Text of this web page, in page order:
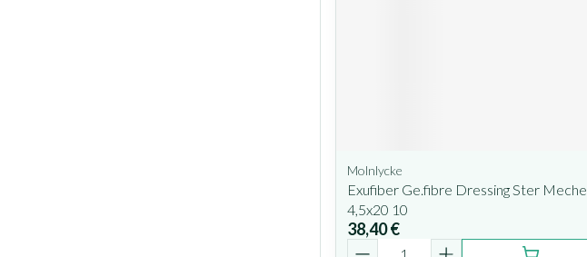
Molnlycke
Exufiber Ge.fibre Dressing Ster Meche
4,5x20 10
38,40 €
Quantité